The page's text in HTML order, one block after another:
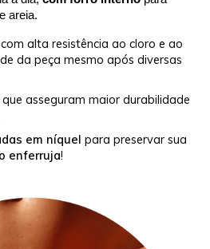
areia.
com alta resistência ao cloro e ao
da peça mesmo após diversas
que asseguram maior durabilidade
em níquel para preservar sua
enferruja!